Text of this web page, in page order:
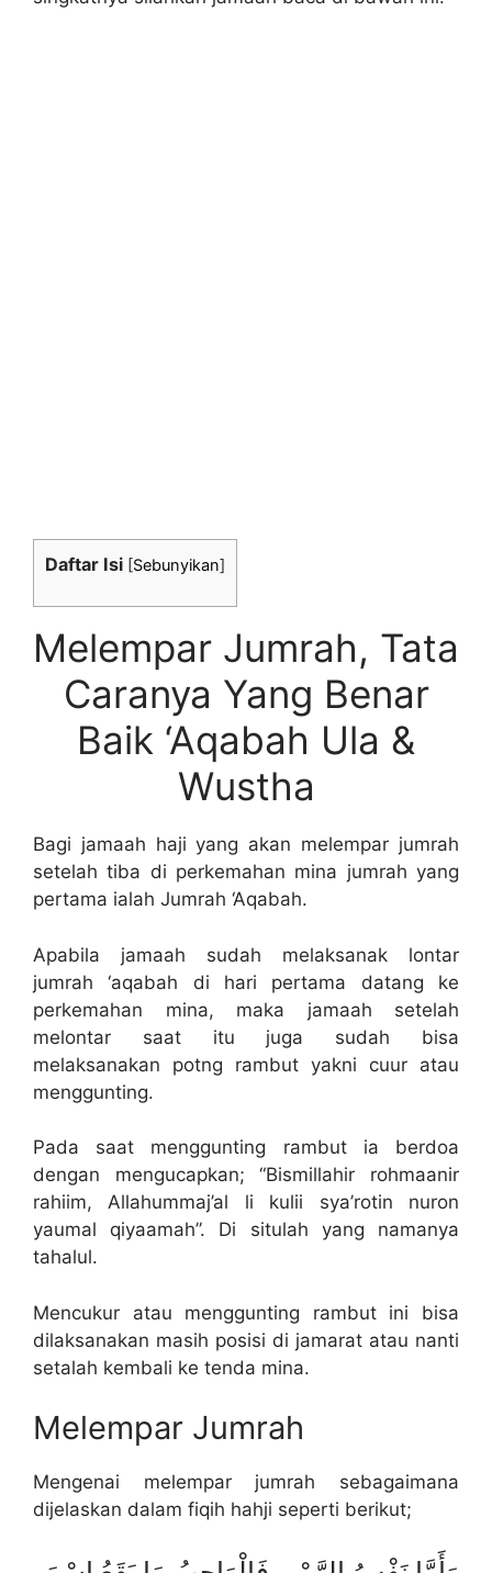
Daftar Isi [Sebunyikan]
Melempar Jumrah, Tata
Caranya Yang Benar
Baik ‘Aqabah Ula &
Wustha
Bagi jamaah haji yang akan melempar jumrah
setelah tiba di perkemahan mina jumrah yang
pertama ialah Jumrah ‘Aqabah.
Apabila jamaah sudah melaksanak lontar
jumrah ‘aqabah di hari pertama datang ke
perkemahan mina, maka jamaah setelah
melontar saat itu juga sudah bisa
melaksanakan potng rambut yakni cuur atau
menggunting.
Pada saat menggunting rambut ia berdoa
dengan mengucapkan; “Bismillahir rohmaanir
rahiim, Allahummaj’al li kulii sya’rotin nuron
yaumal qiyaamah”. Di situlah yang namanya
tahalul.
Mencukur atau menggunting rambut ini bisa
dilaksanakan masih posisi di jamarat atau nanti
setalah kembali ke tenda mina.
Melempar Jumrah
Mengenai melempar jumrah sebagaimana
dijelaskan dalam fiqih hahji seperti berikut;